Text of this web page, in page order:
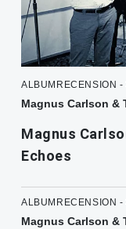
ALBUMRECENSION
Magnus Carlson &
Magnus
Echoes
ALBUMRECENSION
Magnus Carlson &